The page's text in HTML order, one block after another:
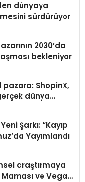
dünyaya
sürdürüyor
2030’da
bekleniyor
pazara: ShopinX,
dünya
Şarkı: “Kayıp
Yayımlandı
araştırmaya
ve Vegan